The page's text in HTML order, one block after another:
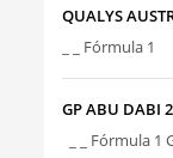
QUALYS
_ _ Fórmula
GP ABU DABI
_ _ Fórmula 1